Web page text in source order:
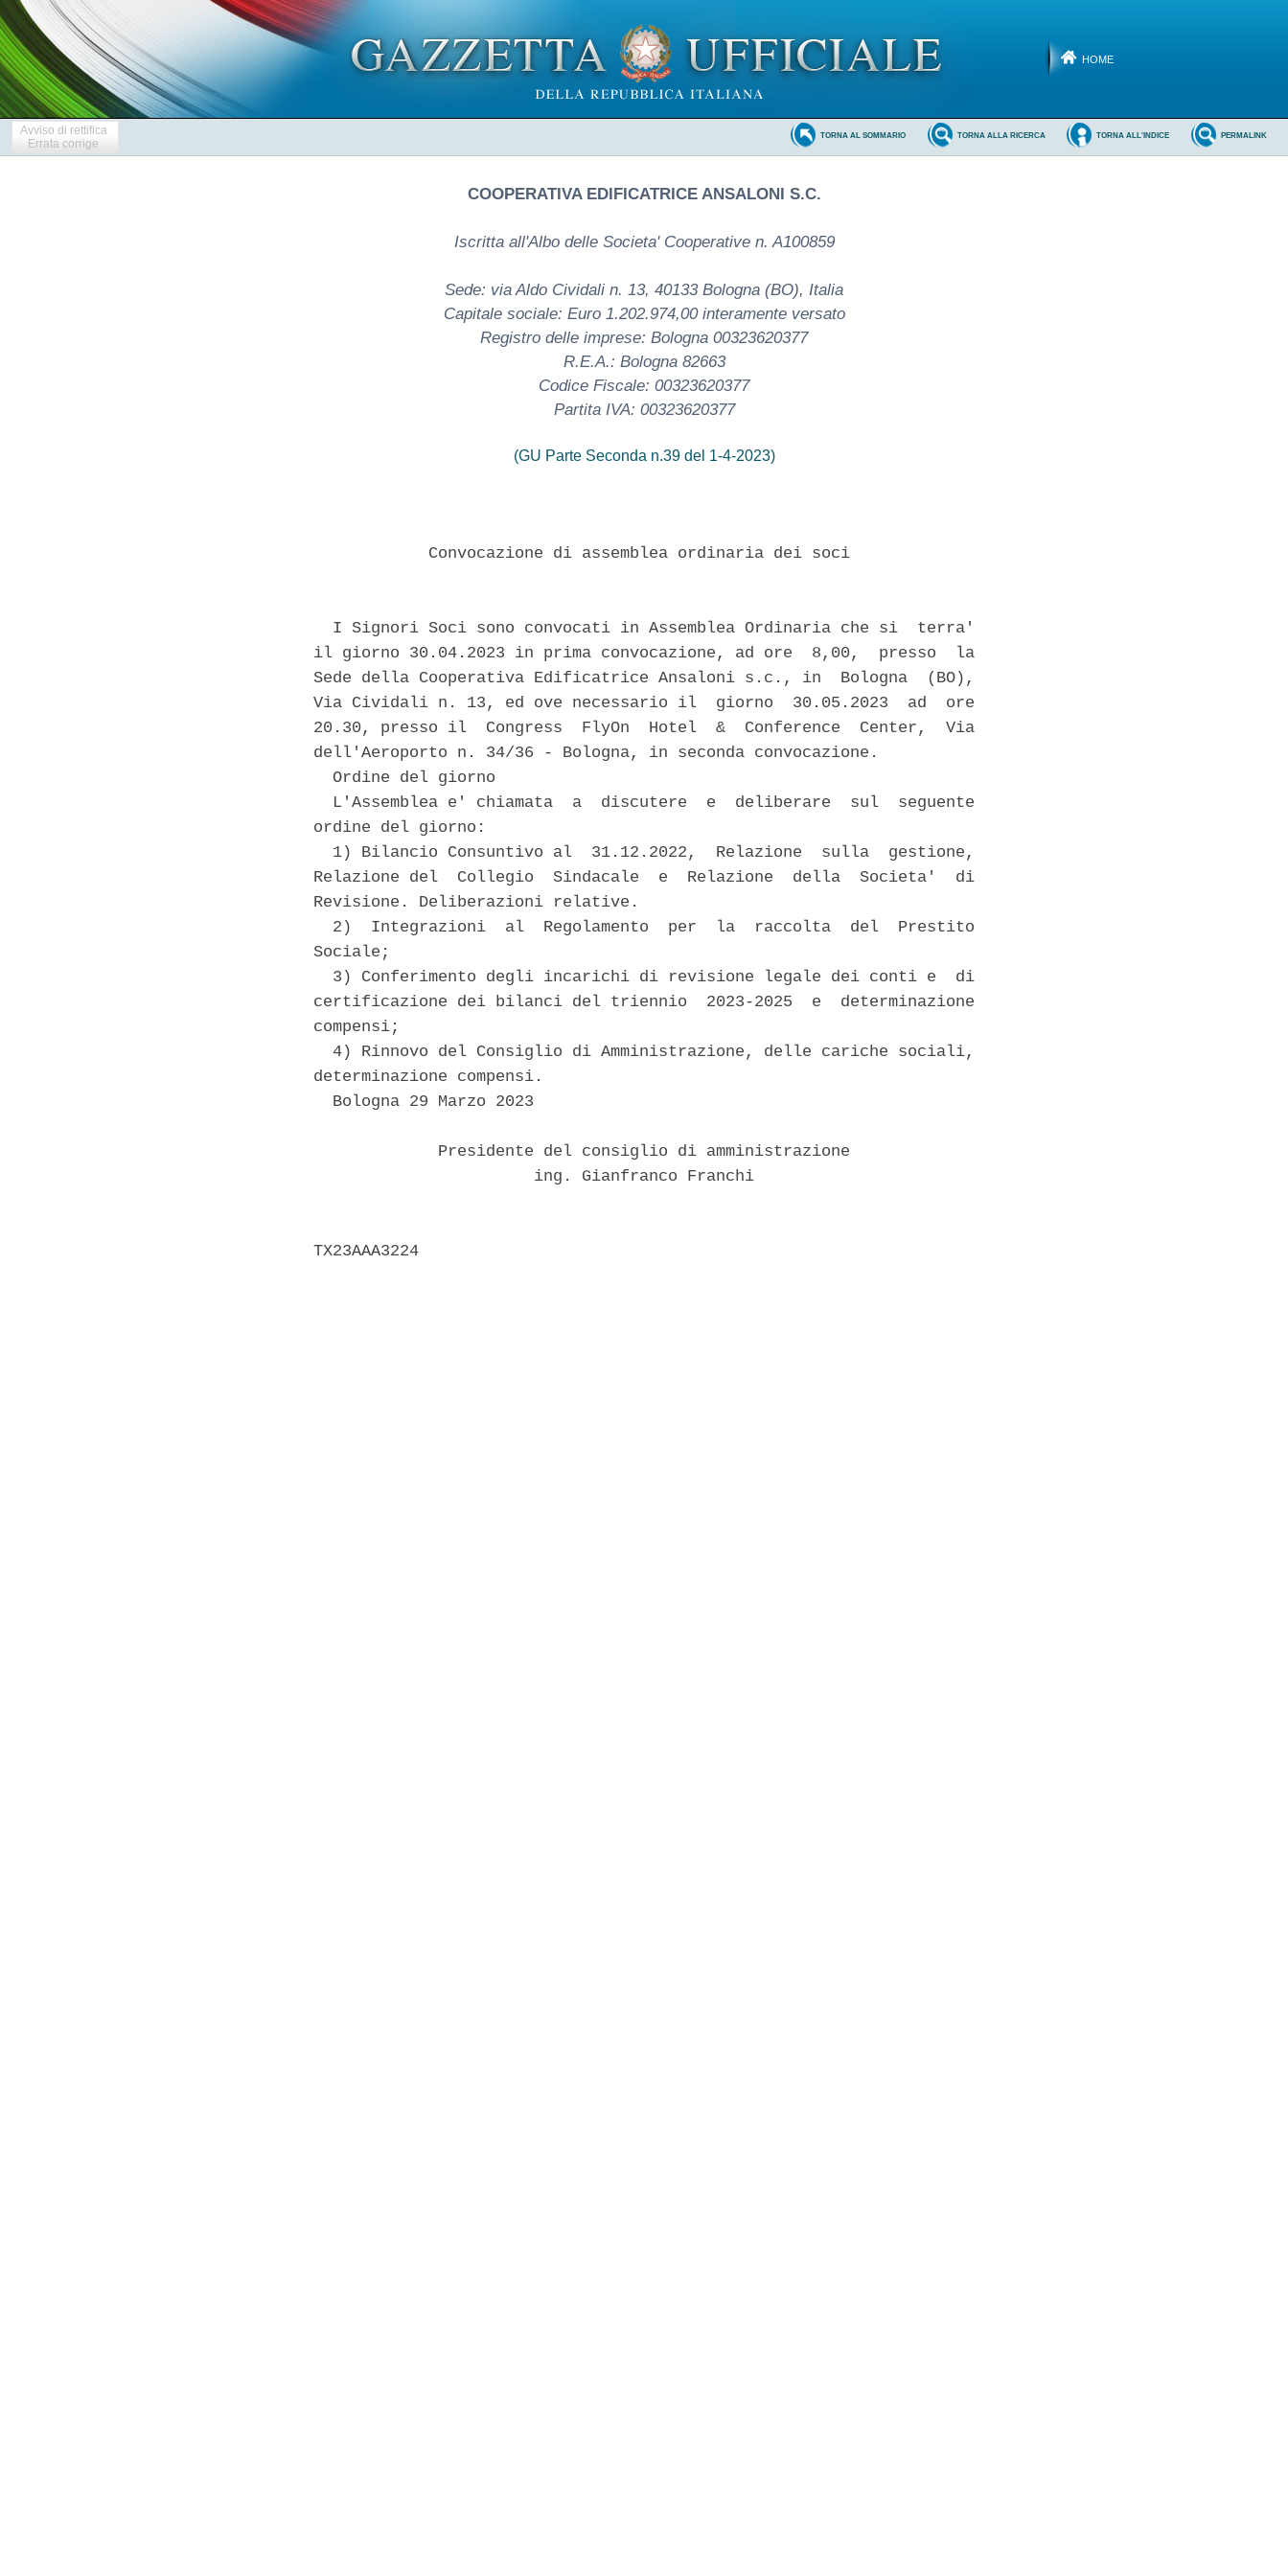
HOME
Avviso di rettifica
Errata corrige
PERMALINK
TORNA ALL'INDICE
TORNA ALLA RICERCA
TORNA AL SOMMARIO
COOPERATIVA EDIFICATRICE ANSALONI S.C.
Iscritta all'Albo delle Societa' Cooperative n. A100859
Sede: via Aldo Cividali n. 13, 40133 Bologna (BO), Italia
Capitale sociale: Euro 1.202.974,00 interamente versato
Registro delle imprese: Bologna 00323620377
R.E.A.: Bologna 82663
Codice Fiscale: 00323620377
Partita IVA: 00323620377
(GU Parte Seconda n.39 del 1-4-2023)
            Convocazione di assemblea ordinaria dei soci
  I Signori Soci sono convocati in Assemblea Ordinaria che si  terra'
il giorno 30.04.2023 in prima convocazione, ad ore  8,00,  presso  la
Sede della Cooperativa Edificatrice Ansaloni s.c., in  Bologna  (BO),
Via Cividali n. 13, ed ove necessario il  giorno  30.05.2023  ad  ore
20.30, presso il  Congress  FlyOn  Hotel  &  Conference  Center,  Via
dell'Aeroporto n. 34/36 - Bologna, in seconda convocazione.
  Ordine del giorno
  L'Assemblea e' chiamata  a  discutere  e  deliberare  sul  seguente
ordine del giorno:
  1) Bilancio Consuntivo al  31.12.2022,  Relazione  sulla  gestione,
Relazione del  Collegio  Sindacale  e  Relazione  della  Societa'  di
Revisione. Deliberazioni relative.
  2)  Integrazioni  al  Regolamento  per  la  raccolta  del  Prestito
Sociale;
  3) Conferimento degli incarichi di revisione legale dei conti e  di
certificazione dei bilanci del triennio  2023-2025  e  determinazione
compensi;
  4) Rinnovo del Consiglio di Amministrazione, delle cariche sociali,
determinazione compensi.
  Bologna 29 Marzo 2023
             Presidente del consiglio di amministrazione
                       ing. Gianfranco Franchi